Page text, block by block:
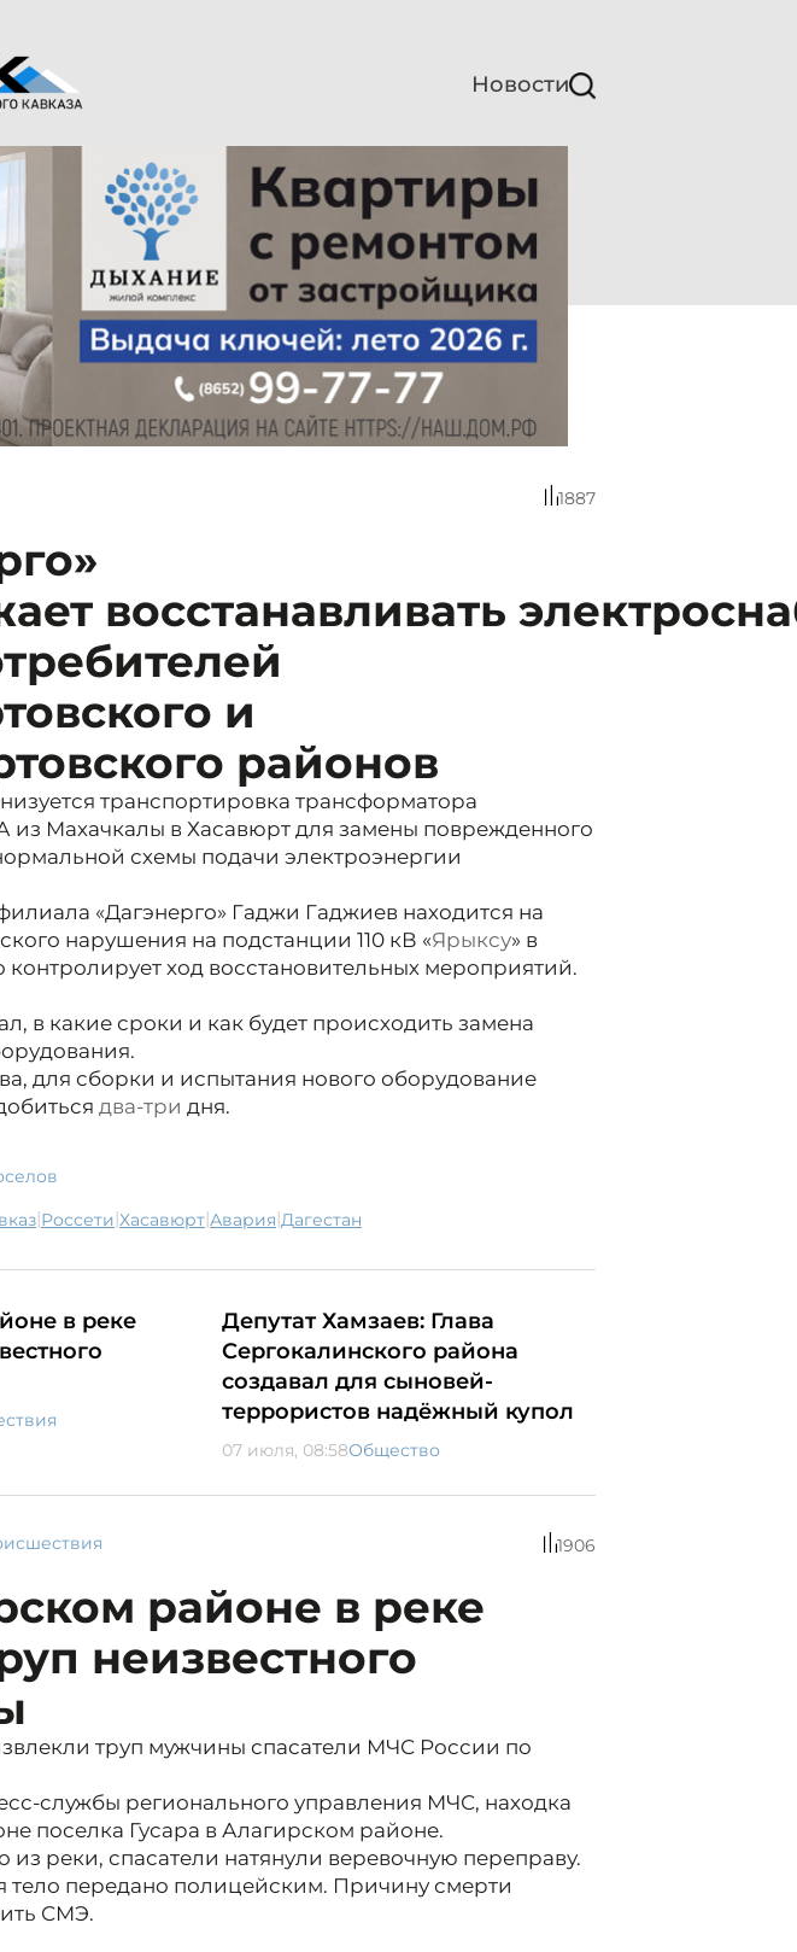
Новости
1887
восстанавливать
и
районов
транспортировка трансформатора
Махачкалы в Хасавюрт для замены поврежденного
схемы подачи электроэнергии
«Дагэнерго» Гаджи Гаджиев находится на
нарушения на подстанции 110 кВ «Ярыксу» в
ход восстановительных мероприятий.
в какие сроки и как будет происходить замена
для сборки и испытания нового оборудование
два-три дня.
| Россети| Хасавюрт| авария| Дагестан
в реке
Депутат Хамзаев: Глава
Сергокалинского района
создавал для сыновей-
террористов надёжный купол
07 июля, 08:58Общество
1906
районе в реке
неизвестного
труп мужчины спасатели МЧС России по
службы регионального управления МЧС, находка
поселка Гусара в Алагирском районе.
из реки, спасатели натянули веревочную переправу.
тело передано полицейским. Причину смерти
СМЭ.